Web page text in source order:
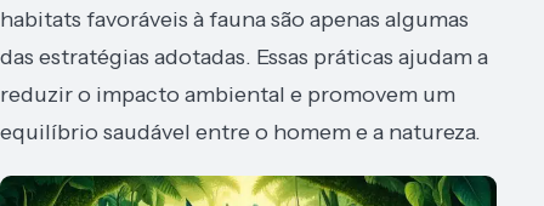
habitats favoráveis à fauna são apenas algumas
das estratégias adotadas. Essas práticas ajudam a
reduzir o impacto ambiental e promovem um
equilíbrio saudável entre o homem e a natureza.